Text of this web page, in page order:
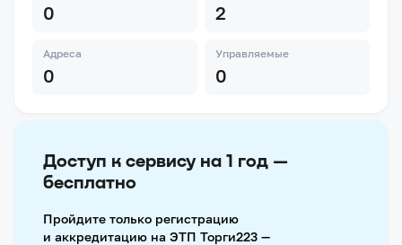
0 2
Адреса
0
Управляемые
0
Доступ к сервису на 1 год —
бесплатно
Пройдите только регистрацию
и аккредитацию на ЭТП Торги223 —